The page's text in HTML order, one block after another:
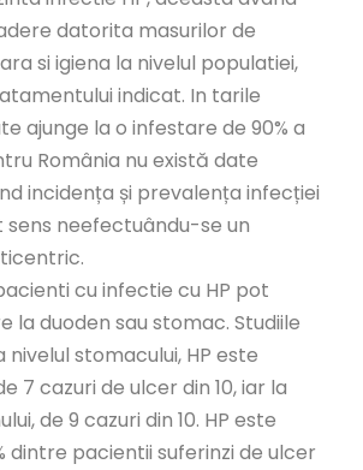
datorita masurilor de
si igiena la nivelul populatiei,
indicat. In tarile
ajunge la o infestare de 90% a
România nu există date
incidența și prevalența infecției
sens neefectuându-se un
cu infectie cu HP pot
la duoden sau stomac. Studiile
stomacului, HP este
7 cazuri de ulcer din 10, iar la
de 9 cazuri din 10. HP este
dintre pacientii suferinzi de ulcer